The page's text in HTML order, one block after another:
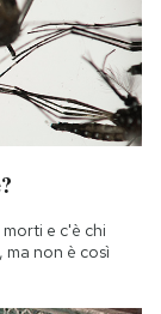
e c'è chi
non è così